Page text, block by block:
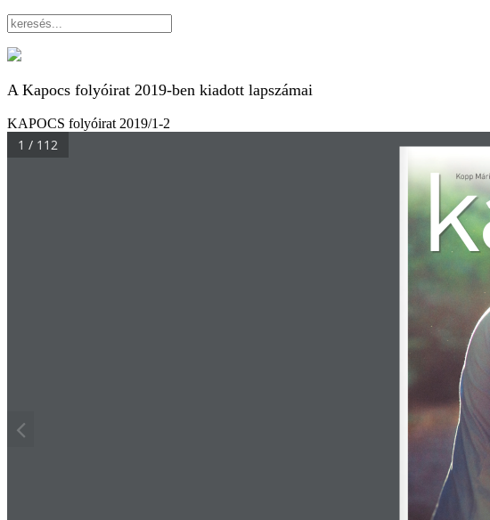
A Kapocs folyóirat 2019-ben kiadott lapszámai
KAPOCS folyóirat 2019/1-2